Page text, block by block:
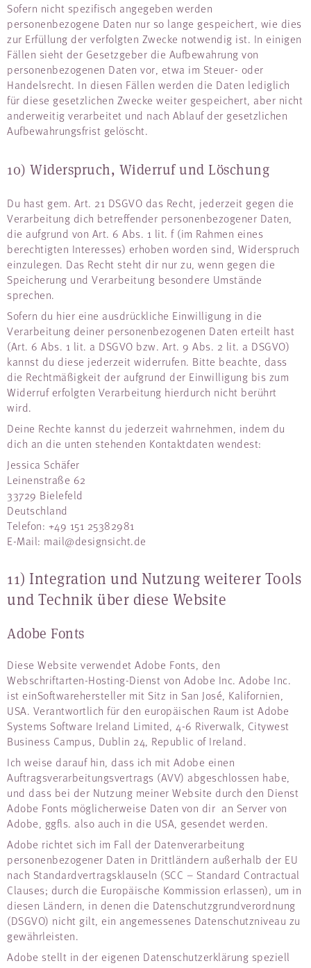
Sofern nicht spezifisch angegeben werden
personenbezogene Daten nur so lange gespeichert, wie dies
zur Erfüllung der verfolgten Zwecke notwendig ist. In einigen
Fällen sieht der Gesetzgeber die Aufbewahrung von
personenbezogenen Daten vor, etwa im Steuer- oder
Handelsrecht. In diesen Fällen werden die Daten lediglich
für diese gesetzlichen Zwecke weiter gespeichert, aber nicht
anderweitig verarbeitet und nach Ablauf der gesetzlichen
Aufbewahrungsfrist gelöscht.
10) Widerspruch, Widerruf und Löschung
Du hast gem. Art. 21 DSGVO das Recht, jederzeit gegen die
Verarbeitung dich betreffender personenbezogener Daten,
die aufgrund von Art. 6 Abs. 1 lit. f (im Rahmen eines
berechtigten Interesses) erhoben worden sind, Widerspruch
einzulegen. Das Recht steht dir nur zu, wenn gegen die
Speicherung und Verarbeitung besondere Umstände
sprechen.
Sofern du hier eine ausdrückliche Einwilligung in die
Verarbeitung deiner personenbezogenen Daten erteilt hast
(Art. 6 Abs. 1 lit. a DSGVO bzw. Art. 9 Abs. 2 lit. a DSGVO)
kannst du diese jederzeit widerrufen. Bitte beachte, dass
die Rechtmäßigkeit der aufgrund der Einwilligung bis zum
Widerruf erfolgten Verarbeitung hierdurch nicht berührt
wird.
Deine Rechte kannst du jederzeit wahrnehmen, indem du
dich an die unten stehenden Kontaktdaten wendest:
Jessica Schäfer
Leinenstraße 62
33729 Bielefeld
Deutschland
Telefon: +49 151 25382981
E-Mail: mail@designsicht.de
11) Integration und Nutzung weiterer Tools
und Technik über diese Website
Adobe Fonts
Diese Website verwendet Adobe Fonts, den
Webschriftarten-Hosting-Dienst von Adobe Inc. Adobe Inc.
ist einSoftwarehersteller mit Sitz in San José, Kalifornien,
USA. Verantwortlich für den europäischen Raum ist Adobe
Systems Software Ireland Limited, 4-6 Riverwalk, Citywest
Business Campus, Dublin 24, Republic of Ireland.
Ich weise darauf hin, dass ich mit Adobe einen
Auftragsverarbeitungsvertrags (AVV) abgeschlossen habe,
und dass bei der Nutzung meiner Website durch den Dienst
Adobe Fonts möglicherweise Daten von dir an Server von
Adobe, ggfls. also auch in die USA, gesendet werden.
Adobe richtet sich im Fall der Datenverarbeitung
personenbezogener Daten in Drittländern außerhalb der EU
nach Standardvertragsklauseln (SCC – Standard Contractual
Clauses; durch die Europäische Kommission erlassen), um in
diesen Ländern, in denen die Datenschutzgrundverordnung
(DSGVO) nicht gilt, ein angemessenes Datenschutzniveau zu
gewährleisten.
Adobe stellt in der eigenen Datenschutzerklärung speziell